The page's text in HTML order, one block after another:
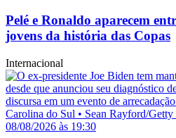
Pelé e Ronaldo aparecem
jovens da história das Copas
Internacional
08/08/2026 às 19:30